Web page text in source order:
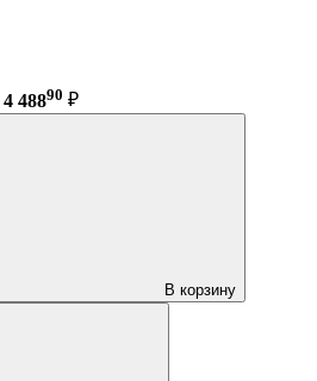
4 48890 ₽
В корзину